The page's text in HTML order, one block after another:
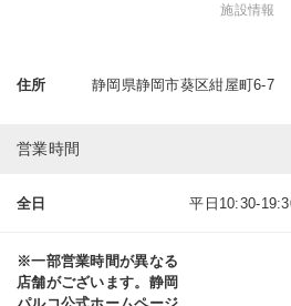
施設情報
住所 静岡県静岡市葵区紺屋町6-7
営業時間
全日 平日10:30-
※一部営業時間が異なる
店舗がございます。静岡